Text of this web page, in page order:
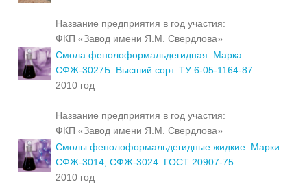
Название предприятия в год участия:
ФКП «Завод имени Я.М. Свердлова»
Смола фенолоформальдегидная. Марка
СФЖ-3027Б. Высший сорт. ТУ 6-05-1164-87
2010 год
Название предприятия в год участия:
ФКП «Завод имени Я.М. Свердлова»
Смолы фенолоформальдегидные жидкие. Марки
СФЖ-3014, СФЖ-3024. ГОСТ 20907-75
2010 год